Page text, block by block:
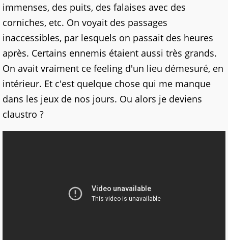
immenses, des puits, des falaises avec des
corniches, etc. On voyait des passages
inaccessibles, par lesquels on passait des heures
après. Certains ennemis étaient aussi très grands.
On avait vraiment ce feeling d'un lieu démesuré, en
intérieur. Et c'est quelque chose qui me manque
dans les jeux de nos jours. Ou alors je deviens
claustro ?